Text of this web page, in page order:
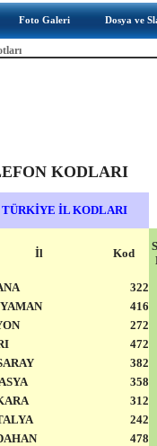
Foto Galeri Dosya ve
KODLARI
TÜRKİYE İL KODLARI
İl Kod
322
416
272
472
382
358
312
242
478